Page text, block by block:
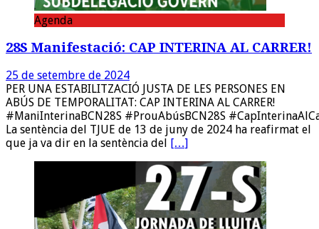
Agenda
28S Manifestació: CAP INTERINA AL CARRER!
25 de setembre de 2024
PER UNA ESTABILITZACIÓ JUSTA DE LES PERSONES EN
ABÚS DE TEMPORALITAT: CAP INTERINA AL CARRER!
#ManiInterinaBCN28S #ProuAbúsBCN28S
La sentència del TJUE de 13 de juny de 2024 ha reafirmat el
que ja va dir en la sentència del
[…]